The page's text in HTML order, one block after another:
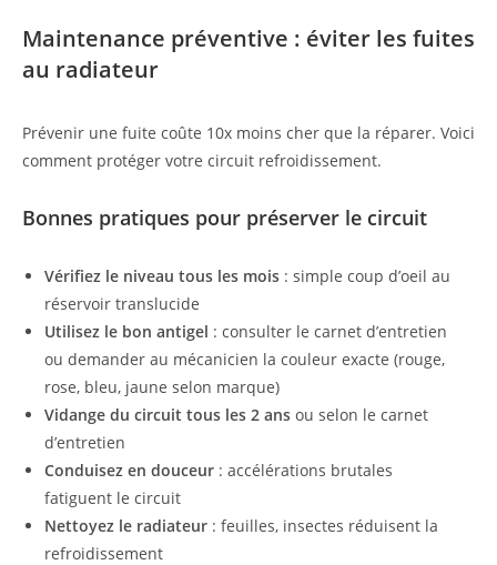
Maintenance préventive : éviter les fuites
au radiateur
Prévenir une fuite coûte 10x moins cher que la réparer. Voici
comment protéger votre circuit refroidissement.
Bonnes pratiques pour préserver le circuit
Vérifiez le niveau tous les mois : simple coup d’oeil au
réservoir translucide
Utilisez le bon antigel : consulter le carnet d’entretien
ou demander au mécanicien la couleur exacte (rouge,
rose, bleu, jaune selon marque)
Vidange du circuit tous les 2 ans ou selon le carnet
d’entretien
Conduisez en douceur : accélérations brutales
fatiguent le circuit
Nettoyez le radiateur : feuilles, insectes réduisent la
refroidissement